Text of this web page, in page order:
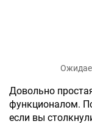
Довольно
функционалом.
если вы